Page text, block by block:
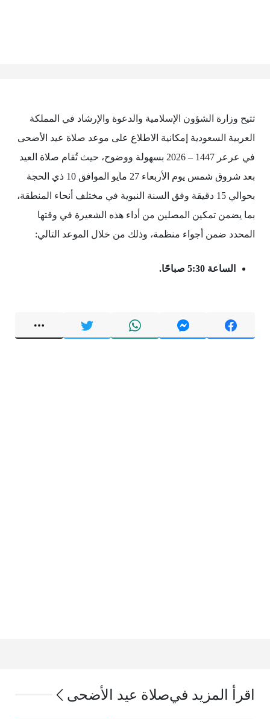
تتيح وزارة الشؤون الإسلامية والدعوة والإرشاد في المملكة
العربية السعودية إمكانية الاطلاع على موعد صلاة عيد الأضحى
في عرعر 1447 – 2026 بسهولة ووضوح، حيث تُقام صلاة العيد
بعد شروق شمس يوم الأربعاء 27 مايو الموافق 10 ذي الحجة
بحوالي 15 دقيقة وفق السنة النبوية في مختلف أنحاء المنطقة،
بما يضمن تمكين المصلين من أداء هذه الشعيرة في وقتها
المحدد ضمن أجواء منظمة، وذلك من خلال الموعد التالي:
الساعة 5:30 صباحًا.
اقرأ المزيد فيصلاة عيد الأضحى